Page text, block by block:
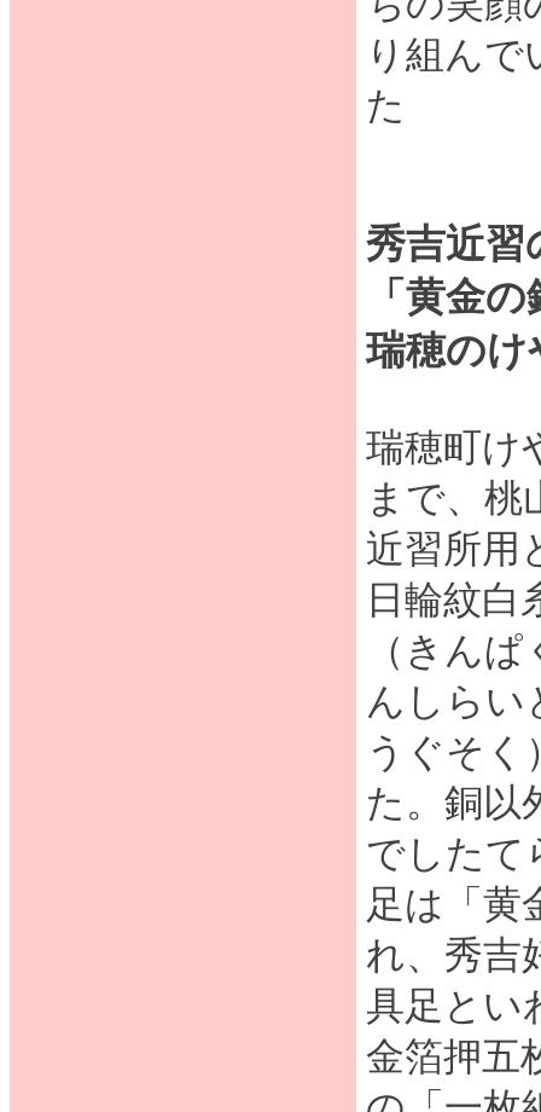
り組んで
た
秀吉近習
「黄金
瑞穂のけ
瑞穂町け
まで、桃
近習所用
日輪紋白
（きん
んしらい
うぐそく
た。銅以
でしたて
足は「黄
れ、秀吉
具足とい
金箔押五